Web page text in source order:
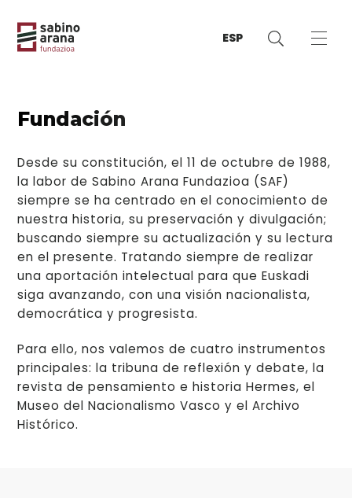
ESP
Fundación
Desde su constitución, el 11 de octubre de 1988,
la labor de Sabino Arana Fundazioa (SAF)
siempre se ha centrado en el conocimiento de
nuestra historia, su preservación y divulgación;
buscando siempre su actualización y su lectura
en el presente. Tratando siempre de realizar
una aportación intelectual para que Euskadi
siga avanzando, con una visión nacionalista,
democrática y progresista.
Para ello, nos valemos de cuatro instrumentos
principales: la tribuna de reflexión y debate, la
revista de pensamiento e historia Hermes, el
Museo del Nacionalismo Vasco y el Archivo
Histórico.